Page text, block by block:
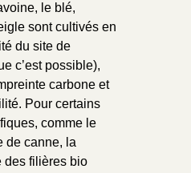
le blé,
sont cultivés en
du site de
c’est possible),
carbone et
Pour certains
comme le
de canne, la
des filières bio